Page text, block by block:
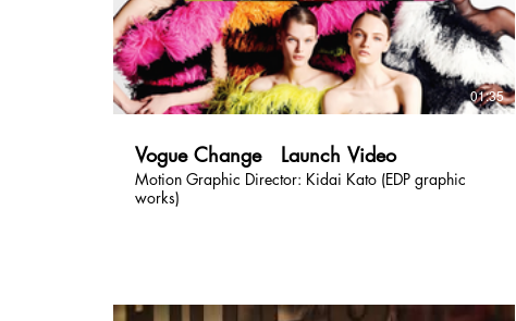
01:35
Vogue Change Launch Video
Motion Graphic Director: Kidai Kato (EDP graphic
works)